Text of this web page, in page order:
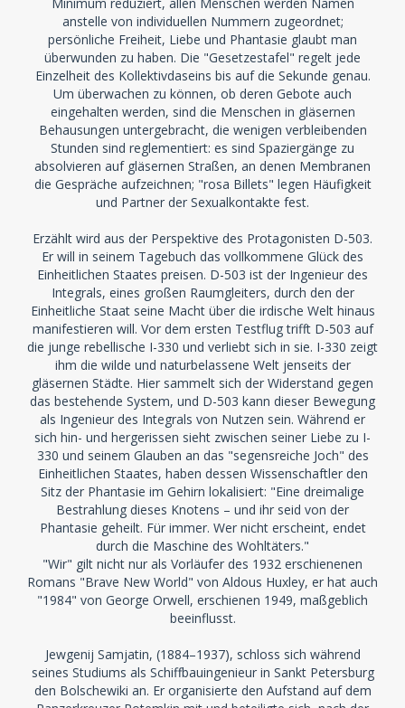
anstelle von individuellen Nummern zugeordnet;
persönliche Freiheit, Liebe und Phantasie glaubt man
überwunden zu haben. Die "Gesetzestafel" regelt jede
Einzelheit des Kollektivdaseins bis auf die Sekunde genau.
Um überwachen zu können, ob deren Gebote auch
eingehalten werden, sind die Menschen in gläsernen
Behausungen untergebracht, die wenigen verbleibenden
Stunden sind reglementiert: es sind Spaziergänge zu
absolvieren auf gläsernen Straßen, an denen Membranen
die Gespräche aufzeichnen; "rosa Billets" legen Häufigkeit
und Partner der Sexualkontakte fest.
Erzählt wird aus der Perspektive des Protagonisten D-503.
Er will in seinem Tagebuch das vollkommene Glück des
Einheitlichen Staates preisen. D-503 ist der Ingenieur des
Integrals, eines großen Raumgleiters, durch den der
Einheitliche Staat seine Macht über die irdische Welt hinaus
manifestieren will. Vor dem ersten Testflug trifft D-503 auf
die junge rebellische I-330 und verliebt sich in sie. I-330 zeigt
ihm die wilde und naturbelassene Welt jenseits der
gläsernen Städte. Hier sammelt sich der Widerstand gegen
das bestehende System, und D-503 kann dieser Bewegung
als Ingenieur des Integrals von Nutzen sein. Während er
sich hin- und hergerissen sieht zwischen seiner Liebe zu I-
330 und seinem Glauben an das "segensreiche Joch" des
Einheitlichen Staates, haben dessen Wissenschaftler den
Sitz der Phantasie im Gehirn lokalisiert: "Eine dreimalige
Bestrahlung dieses Knotens – und ihr seid von der
Phantasie geheilt. Für immer. Wer nicht erscheint, endet
durch die Maschine des Wohltäters."
"Wir" gilt nicht nur als Vorläufer des 1932 erschienenen
Romans "Brave New World" von Aldous Huxley, er hat auch
"1984" von George Orwell, erschienen 1949, maßgeblich
beeinflusst.
Jewgenij Samjatin, (1884–1937), schloss sich während
seines Studiums als Schiffbauingenieur in Sankt Petersburg
den Bolschewiki an. Er organisierte den Aufstand auf dem